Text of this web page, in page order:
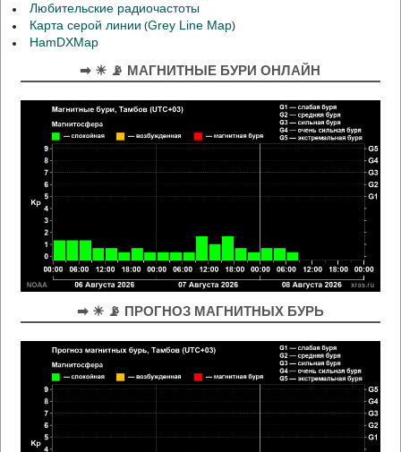
Любительские радиочастоты
Карта серой линии (Grey Line Map)
HamDXMap
➡ ☀ 📡 МАГНИТНЫЕ БУРИ ОНЛАЙН
➡ ☀ 📡 ПРОГНОЗ МАГНИТНЫХ БУРЬ